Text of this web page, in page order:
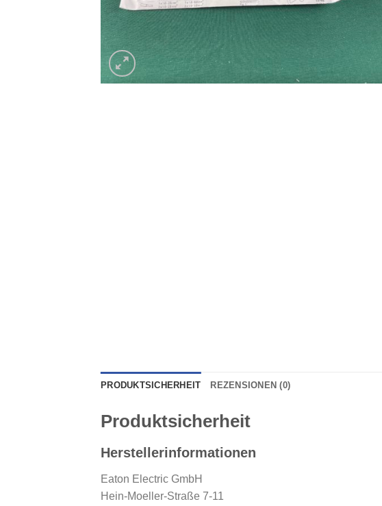
PRODUKTSICHERHEIT REZENSIONEN (0)
Produktsicherheit
Herstellerinformationen
Eaton Electric GmbH
Hein-Moeller-Straße 7-11